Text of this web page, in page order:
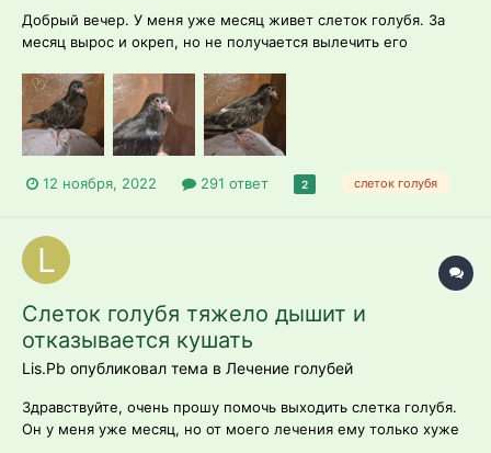
Добрый вечер. У меня уже месяц живет слеток голубя. За
месяц вырос и окреп, но не получается вылечить его
тяжело, хрипит, иногда как будто отхаркивается. Кормлю
через шприц и катетер безмолочной кашей, смесью рио,
витамины, кальций, добавляю детс...
12 ноября, 2022 291 ответ 2 слеток голубя
Слеток голубя тяжело дышит и
отказывается кушать
Lis.Pb опубликовал тема в Лечение голубей
Здравствуйте, очень прошу помочь выходить слетка голубя.
Он у меня уже месяц, но от моего лечения ему только хуже